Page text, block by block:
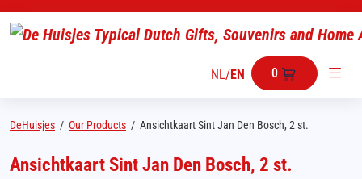
NL/EN 0
DeHuisjes / Our Products / Ansichtkaart Sint Jan Den Bosch, 2 st.
Ansichtkaart Sint Jan Den Bosch, 2 st.